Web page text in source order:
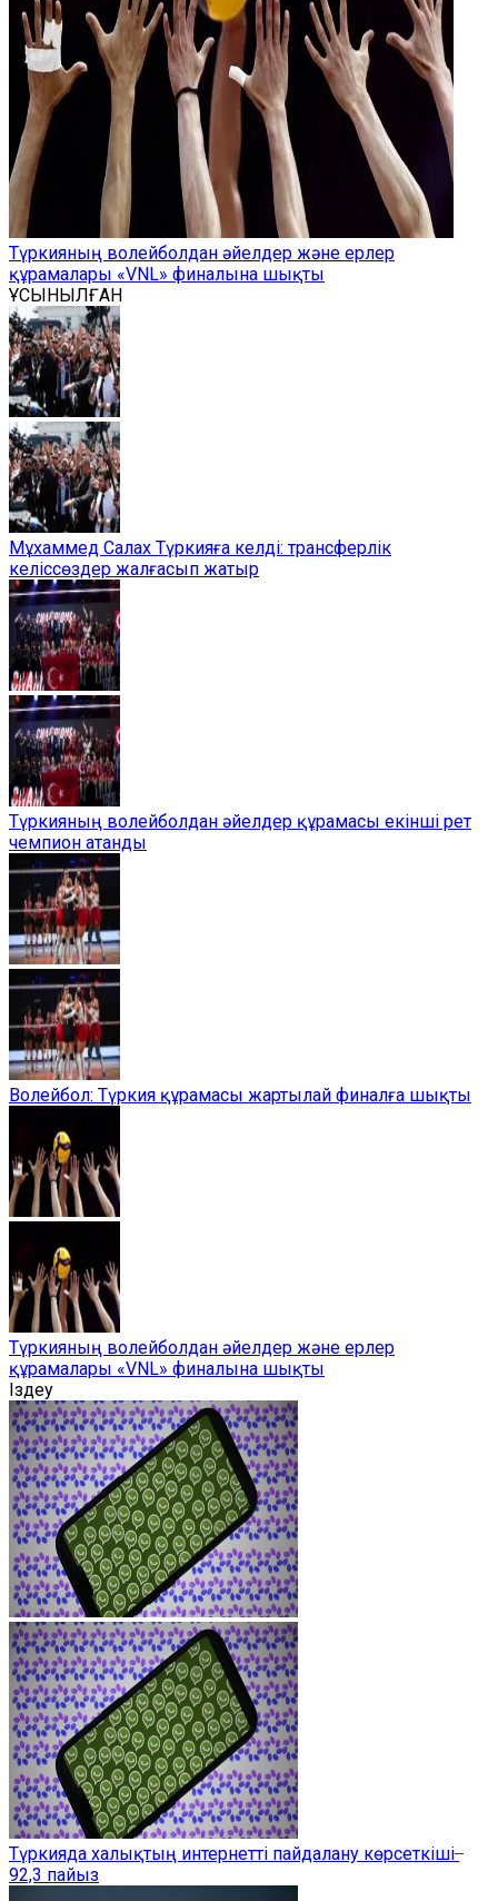
Түркияның волейболдан әйелдер және ерлер
құрамалары «VNL» финалына шықты
ҰСЫНЫЛҒАН
Мұхаммед Салах Түркияға келді: трансферлік
келіссөздер жалғасып жатыр
Түркияның волейболдан әйелдер құрамасы екінші рет
чемпион атанды
Волейбол: Түркия құрамасы жартылай финалға шықты
Түркияның волейболдан әйелдер және ерлер
құрамалары «VNL» финалына шықты
Іздеу
Түркияда халықтың интернетті пайдалану көрсеткіші ̶
92,3 пайыз